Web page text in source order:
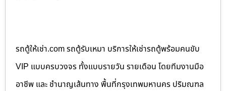
รถตู้ให้เช่า.com รถตู้รับเหมา บริการให้เช่ารถตู้พร้อมคนขับ
VIP แบบครบวงจร ทั้งแบบรายวัน รายเดือน โดยทีมงานมือ
อาชีพ และ ชำนาญเส้นทาง พื้นที่กรุงเทพมหานคร ปริมณฑล